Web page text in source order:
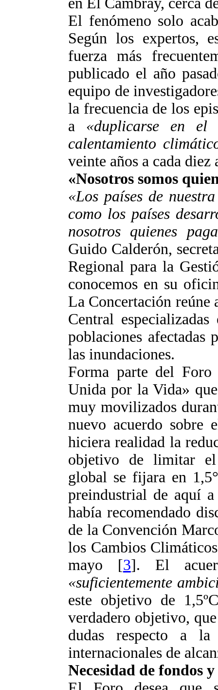
El fenómeno solo
Según los expertos,
fuerza más
publicado el año
equipo de
la frecuencia de los
a «duplicarse en
calentamiento
veinte años a cada diez
«Nosotros somos
«Los países de
como los países
nosotros quienes
Guido Calderón,
Regional para la
conocemos en su
La Concertación reúne
Central
poblaciones afectadas
las inundaciones.
Forma parte del Foro
Unida por la Vida»
muy movilizados
nuevo acuerdo sobre
hiciera realidad la
objetivo de limitar el
global se fijara en
preindustrial de aquí
había recomendado
de la Convención
los Cambios
mayo [3]. El
«suficientemente
este objetivo de
verdadero objetivo,
dudas respecto a
internacionales de
Necesidad de fondos